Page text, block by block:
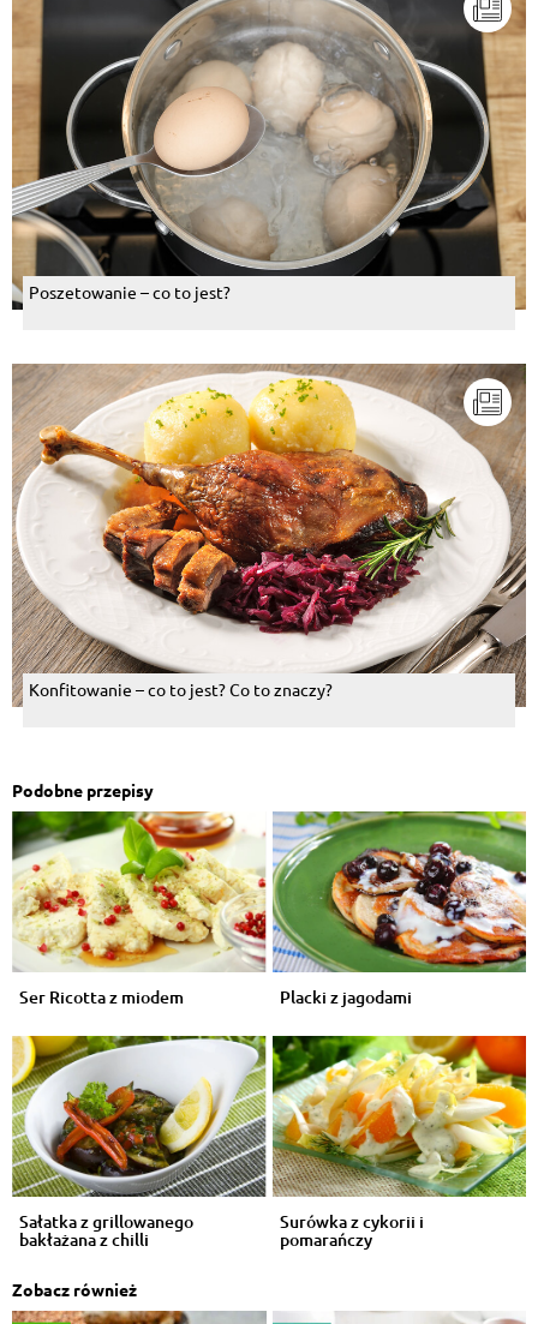
Poszetowanie – co to jest?
Konfitowanie – co to jest? Co to znaczy?
Podobne przepisy
Ser Ricotta z miodem Placki z jagodami
Sałatka z grillowanego
bakłażana z chilli
Surówka z cykorii i
pomarańczy
Zobacz również